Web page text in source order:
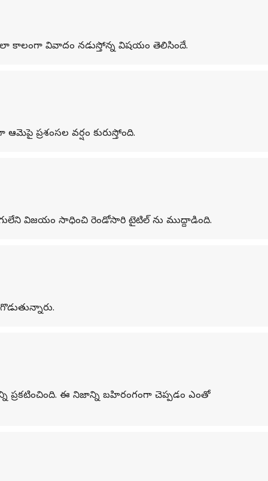
కాలంగా వివాదం నడుస్తోన్న విషయం తెలిసిందే.
ప్రశంసల వర్షం కురుస్తోంది.
విజయం సాధించి రెండోసారి టైటిల్ ను ముద్దాడింది.
ఈ నిజాన్ని బహిరంగంగా చెప్పడం ఎంతో